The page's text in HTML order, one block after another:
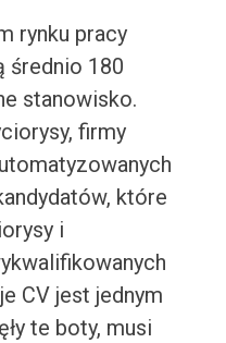
rynku pracy
średnio 180
stanowisko.
firmy
które
i
CV jest jednym
te boty, musi